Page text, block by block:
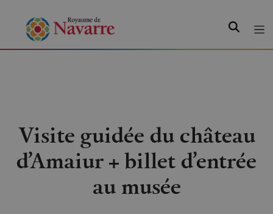
Visite guidée du château
d’Amaiur + billet d’entrée
au musée